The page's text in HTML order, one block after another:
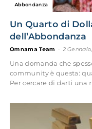
Abbondanza
Un Quarto di
dell’Abbondanza
Omnama Team 2
Una domanda che
community è questa:
Per cercare di darti una